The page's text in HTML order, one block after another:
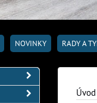
NOVINKY RADY A
Úvod